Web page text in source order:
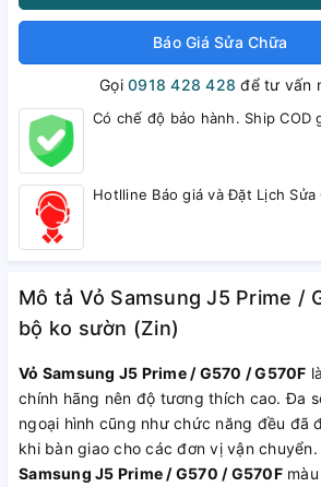
Báo Giá Sửa Chữa
Gọi0918 428 428 để tư vấn
Có chế độ bảo hành. Ship COD
Hotlline Báo giá và Đặt Lịch Sửa
Mô tả Vỏ Samsung J5 Prime /
bộ ko sườn (Zin)
Vỏ Samsung J5 Prime / G570 / G570F
chính hãng nên độ tương thích cao. Đa
ngoại hình cũng như chức năng đều đã
khi bàn giao cho các đơn vị vận chuyển.
Samsung J5 Prime / G570 / G570Fmàu